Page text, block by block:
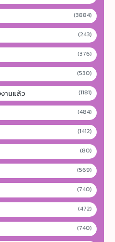
(3884)
(243)
(376)
(530)
านแล้ว (1181)
(484)
(1412)
(80)
(569)
(740)
(472)
(740)